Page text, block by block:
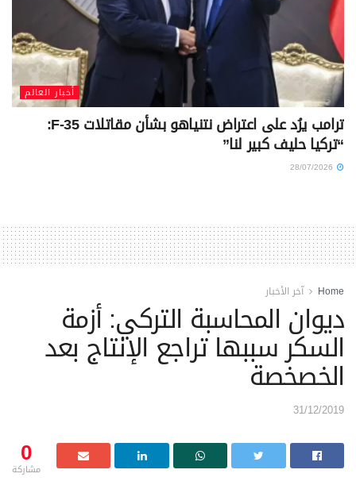
أخبار العالم
ترامب يرُد على اعتراض نتنياهو بشأن مقاتلات F-35:
“تركيا حليف كبير لنا”
Home آخر الأخبار
ديوان المحاسبة التركي: أزمة
السكر سببها تراجع الإنتاج بعد
الخصخصة
31/12/2019
0
مشاركة